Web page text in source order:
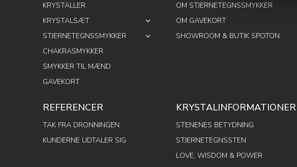
KRYSTALLER
KRYSTALSÆT
STJERNETEGNSSMYKKER
CHAKRASMYKKER
SMYKKER TIL MÆND
GAVEKORT
OM STJERNETEGNSSMYKKER
OM GAVEKORT
SHOWROOM & BUTIK SPOTON
REFERENCER
TAK FRA DRONNINGEN
KUNDERNE UDTALER SIG
KRYSTALINFORMATIONER
STENENES BETYDNING
STJERNETEGNSSTEN
LOVE, WISDOM & POWER